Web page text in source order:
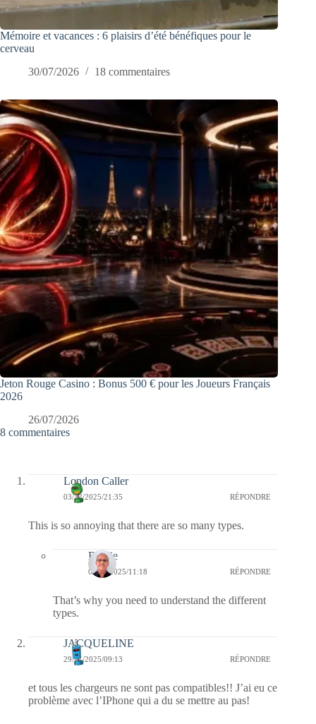
Mémoire et vacances : 6 plaisirs d’été bénéfiques pour le
cerveau
30/07/2026
18 commentaires
Jeton Rouge Casino : Bonus 500 € pour les Joueurs Français
2026
26/07/2026
8 commentaires
London Caller
03/12/2025/21:35 RÉPONDRE
This is so annoying that there are so many types.
Bernie
05/12/2025/11:18 RÉPONDRE
That’s why you need to understand the different
types.
JACQUELINE
29/11/2025/09:13 RÉPONDRE
et tous les chargeurs ne sont pas compatibles!! J’ai eu ce
problème avec l’IPhone qui a du se mettre au pas!